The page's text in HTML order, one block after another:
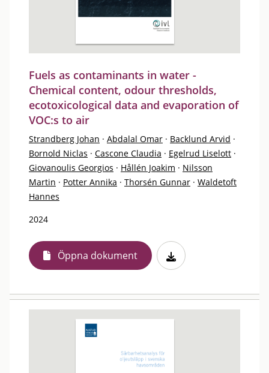
Fuels as contaminants in water -
Chemical content, odour thresholds,
ecotoxicological data and evaporation of
VOC:s to air
Strandberg Johan · Abdalal Omar · Backlund Arvid ·
Bornold Niclas · Cascone Claudia · Egelrud Liselott ·
Giovanoulis Georgios · Hållén Joakim · Nilsson
Martin · Potter Annika · Thorsén Gunnar · Waldetoft
Hannes
2024
Öppna dokument